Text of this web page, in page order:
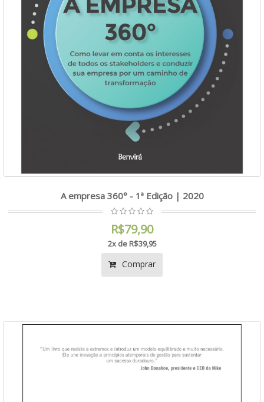
A empresa 360° - 1ª Edição | 2020
R$79,90
2x de R$39,95
Comprar